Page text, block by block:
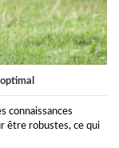
connaissances
être robustes, ce qui